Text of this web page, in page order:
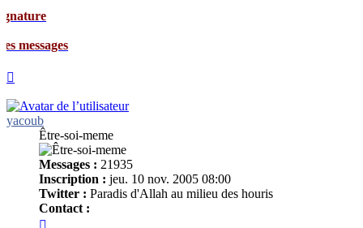
yacoub
Être-soi-meme
Messages : 21935
Inscription : jeu. 10 nov. 2005 08:00
Twitter : Paradis d'Allah au milieu des houris
Contact :